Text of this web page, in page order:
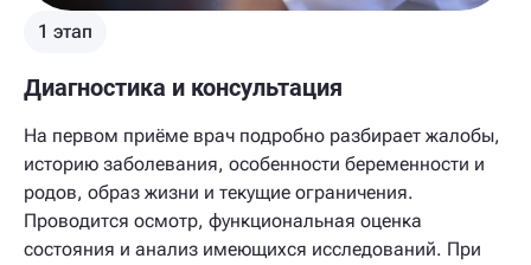
1 этап
Диагностика и консультация
На первом приёме врач подробно разбирает жалобы,
историю заболевания, особенности беременности и
родов, образ жизни и текущие ограничения.
Проводится осмотр, функциональная оценка
состояния и анализ имеющихся исследований. При